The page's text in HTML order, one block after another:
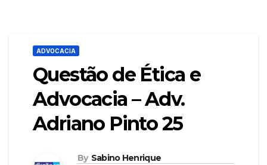
ADVOCACIA
Questão de Ética e
Advocacia – Adv.
Adriano Pinto 25
By Sabino Henrique